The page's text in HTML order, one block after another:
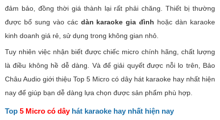
đảm bảo, đồng thời giá thành lại rất phải chăng. Thiết bị thường
được bổ sung vào các dàn karaoke gia đình hoặc dàn karaoke
kinh doanh giá rẻ, sử dụng trong không gian nhỏ.
Tuy nhiên việc nhận biết được chiếc micro chính hãng, chất lượng
là điều không hề dễ dàng. Và để giải quyết được nỗi lo trên, Bảo
Châu Audio giới thiệu Top 5 Micro có dây hát karaoke hay nhất hiện
nay để giúp bạn dễ dàng lựa chọn được sản phẩm phù hợp.
Top 5 Micro có dâyhát karaoke hay nhất hiện nay